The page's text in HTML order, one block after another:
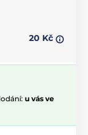
20 Kč
u vás ve